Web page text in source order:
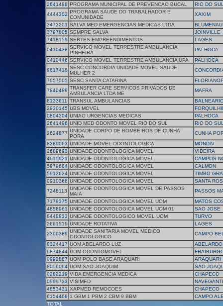
2641488 PROGRAMA MUNICIPAL DE PREVENCAO BUCAL
RIO DO
4444302 PROGRAMA SAUDE DO TRABALHADOR E
COMUNIDADE
XAXIM
3473201 SALVA MED EMERGENCIAS MEDICAS LTDA
BLUMENAU
3797805 SEMPRE SALVA
JOINVILLE
7418159 SERTES EMPREENDIMENTOS
LAGES
0410438 SERVICO MOVEL TERRESTRE AMBULANCIA
PINHEIRA
PALHOCA
0410446 SERVICO MOVEL TERRESTRE AMBULANCIA UPA
PALHOCA
9617418 SESC CONCORDIA UNIDADE MOVEL SAUDE
MULHER 2
7957505 SESC SANTA CATARINA
7840489 TRANSFER CARE SERVICOS PRIVADOS DE
AMBULANCIA LTDA ME
MAFRA
8133611
TRANSUL AMBULANCIAS
2930145 UBS MOVEL
0804304 UNIAO URGENCIAS MEDICAS
PALHOCA
2641496 UNID MED ODONTO MOVEL RIO DO SUL
RIO DO
2624877 UNIDADE CORPO DE BOMBEIROS DE CUNHA
PORA
CUNHA
8389063 UNIDADE MOVEL ODONTOLOGICA
MONDAI
2689693 UNIDADE ODONTOLOGICA MOVEL
VIDEIRA
4615921 UNIDADE ODONTOLOGICA MOVEL
CAMPOS
5979684 UNIDADE ODONTOLOGICA MOVEL
CALMON
5913624 UNIDADE ODONTOLOGICA MOVEL
TIMBO
0910368 UNIDADE ODONTOLOGICA MOVEL
SANTA
7248113 UNIDADE ODONTOLOGICA MOVEL DE PASSOS
MAIA
PASSOS
7179375 UNIDADE ODONTOLOGICA MOVEL UOM
MATOS
4856961 UNIDADE ODONTOLOGICA MOVEL UOM 01
SAO JOSE
8448833 UNIDADE ODONTOLOGICO MOVEL UOM
TURVO
2661519 UNIDADE ROTATIVA
LAGES
2300389 UNIDADE SANITARIA MOVEL MEDICO
ODONTOLOGICO
CAMPO
8324417 UOM ABELARDO LUZ
9874844 UOM ODONTOMOVEL
0992887 UOM POLO BASE ARAQUARI
ARAQUARI
8056064 UOM SAO JOAQUIM
SAO
0282219 VIDA EMERGENCIA MEDICA
CHAPECO
0999733 VISIMED
4853431 XAPMED REMOCOES
CHAPECO
6154468 1 GBM 1 PBM 2 CBM 9 BBM
CAMPO
TOTAL